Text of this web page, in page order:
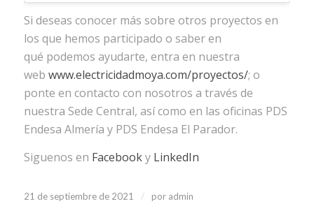
Si deseas conocer más sobre otros proyectos en
los que hemos participado o saber en
qué podemos ayudarte, entra en nuestra
web www.electricidadmoya.com/proyectos/; o
ponte en contacto con nosotros a través de
nuestra Sede Central, así como en las oficinas PDS
Endesa Almería y PDS Endesa El Parador.
Siguenos en Facebooky LinkedIn
21 de septiembre de 2021 / por admin